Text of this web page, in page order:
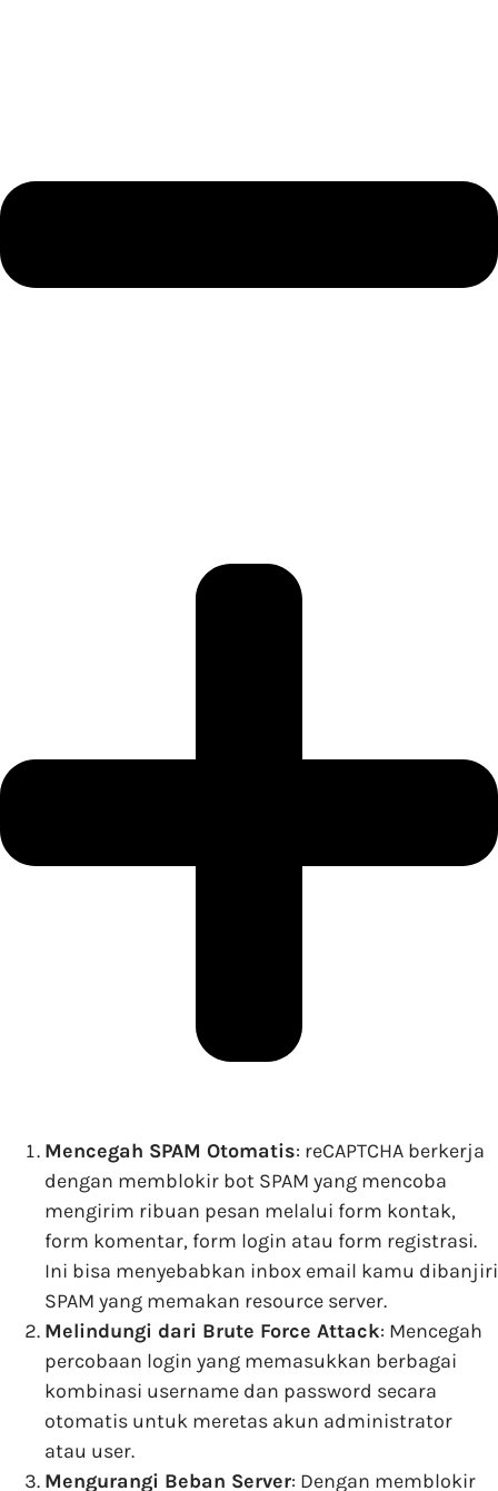
Mencegah SPAM Otomatis: reCAPTCHA berkerja
dengan memblokir bot SPAM yang mencoba
mengirim ribuan pesan melalui form kontak,
form komentar, form login atau form registrasi.
Ini bisa menyebabkan inbox email kamu dibanjiri
SPAM yang memakan resource server.
Melindungi dari Brute Force Attack: Mencegah
percobaan login yang memasukkan berbagai
kombinasi username dan password secara
otomatis untuk meretas akun administrator
atau user.
Mengurangi Beban Server: Dengan memblokir